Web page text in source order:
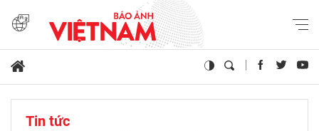
Tin tức